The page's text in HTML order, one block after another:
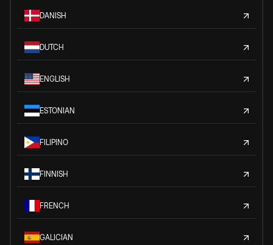
DANISH
DUTCH
ENGLISH
ESTONIAN
FILIPINO
FINNISH
FRENCH
GALICIAN